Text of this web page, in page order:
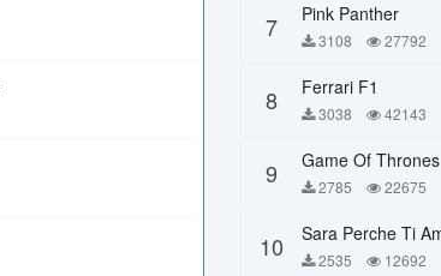
7 Pink Panther
3108 27792
8 Ferrari F1
3038 42143
9 Game Of Thrones
2785 22675
10 2535 12692